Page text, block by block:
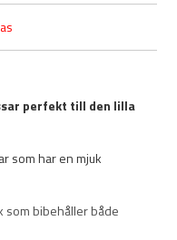
perfekt till den lilla
som har en mjuk
som bibehåller både